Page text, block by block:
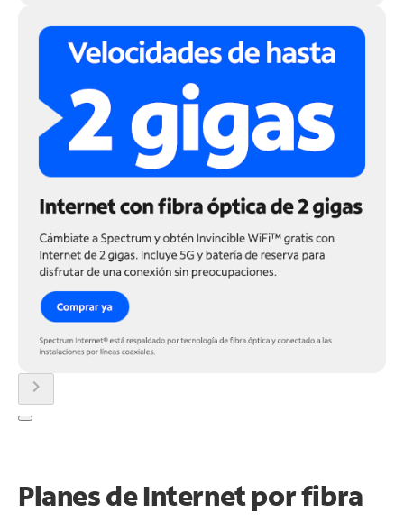
chevron_right
Planes de Internet por fibra